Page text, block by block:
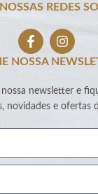
REDES
NOSSA
nossa newsletter e
novidades e ofertas